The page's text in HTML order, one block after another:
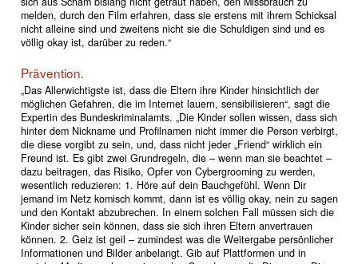
melden, durch den Film erfahren, dass sie erstens mit ihrem Schicksal
nicht alleine sind und zweitens nicht sie die Schuldigen sind und es
völlig okay ist, darüber zu reden.“
Prävention.
„Das Allerwichtigste ist, dass die Eltern ihre Kinder hinsichtlich der
möglichen Gefahren, die im Internet lauern, sensibilisieren“, sagt die
Expertin des Bundeskriminalamts. „Die Kinder sollen wissen, dass sich
hinter dem Nickname und Profilnamen nicht immer die Person verbirgt,
die diese vorgibt zu sein, und, dass nicht jeder „Friend“ wirklich ein
Freund ist. Es gibt zwei Grundregeln, die – wenn man sie beachtet –
dazu beitragen, das Risiko, Opfer von Cybergrooming zu werden,
wesentlich reduzieren: 1. Höre auf dein Bauchgefühl. Wenn Dir
jemand im Netz komisch kommt, dann ist es völlig okay, nein zu sagen
und den Kontakt abzubrechen. In einem solchen Fall müssen sich die
Kinder sicher sein können, dass sie sich ihren Eltern anvertrauen
können. 2. Geiz ist geil – zumindest was die Weitergabe persönlicher
Informationen und Bilder anbelangt. Gib auf Plattformen und in